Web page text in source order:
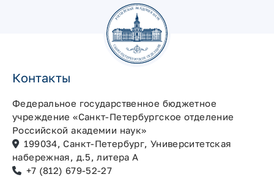
Контакты
Федеральное государственное бюджетное
учреждение «Санкт-Петербургское отделение
Российской академии наук»
199034, Санкт-Петербург, Университетская
набережная, д.5, литера А
+7 (812) 679-52-27